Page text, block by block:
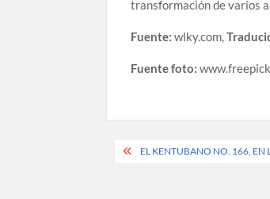
transformación de varios
Fuente:wlky.com,
Fuente foto:
PostEL KENTUBANO NO. 166, EN